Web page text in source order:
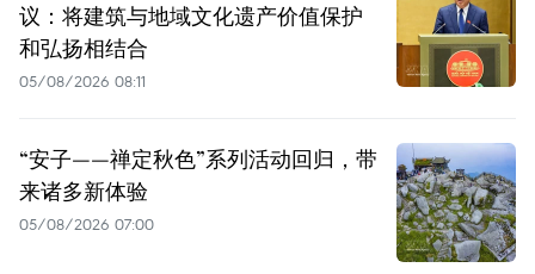
议：将建筑与地域文化遗产价值保护
和弘扬相结合
05/08/2026 08:11
“安子——禅定秋色”系列活动回归，带
来诸多新体验
05/08/2026 07:00